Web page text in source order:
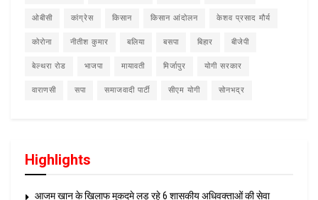
ओबीसी कांग्रेस किसान किसान आंदोलन केशव प्रसाद मौर्य
कोरोना नीतीश कुमार बलिया बसपा बिहार बीजेपी
बेल्थरा रोड भाजपा मायावती मिर्जापुर योगी सरकार
वाराणसी सपा समाजवादी पार्टी सीएम योगी सोनभद्र
Highlights
आजम खान के खिलाफ मुकदमे लड़ रहे 6 शासकीय अधिवक्ताओं की सेवा